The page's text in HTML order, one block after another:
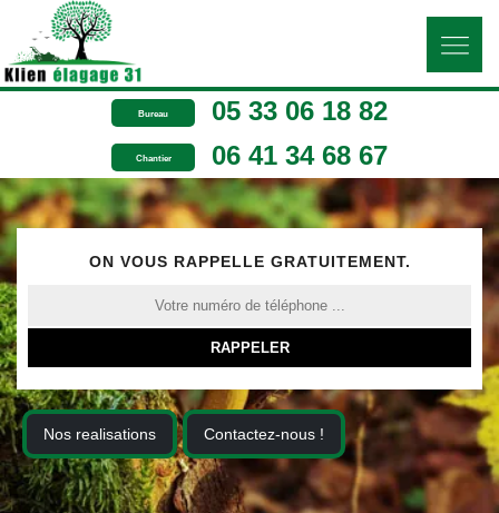
Bureau 05 33 06 18 82
Chantier 06 41 34 68 67
ON VOUS RAPPELLE GRATUITEMENT.
Nos realisations Contactez-nous !